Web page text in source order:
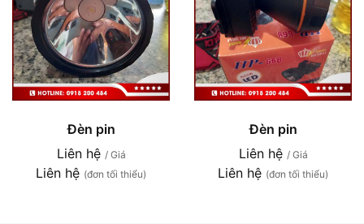
Đèn pin
Liên hệ / Giá
Liên hệ (đơn tối thiểu)
Đèn pin
Liên hệ / Giá
Liên hệ (đơn tối thiểu)